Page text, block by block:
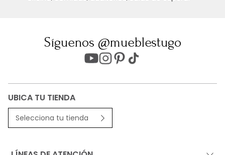
Síguenos @mueblestugo
UBICA TU TIENDA
Selecciona tu tienda